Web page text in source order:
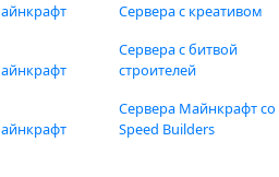
Сервера с креативом
Сервера с битвой
строителей
Сервера Майнкрафт со
Speed Builders